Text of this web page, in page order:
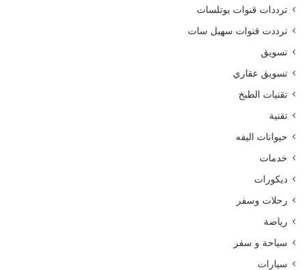
ترددات قنوات يوتلسات
ترددت قنوات سهيل سات
تسويق
تسويق عقاري
تقنيات الطبخ
تقنية
حيوانات اليفه
خدمات
ديكورات
رحلات وسفر
رياضة
سياحة و سفر
سيارات